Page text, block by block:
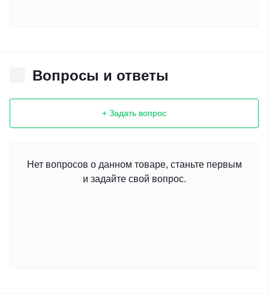
Вопросы и ответы
+ Задать вопрос
Нет вопросов о данном товаре, станьте первым
и задайте свой вопрос.